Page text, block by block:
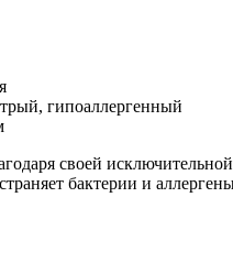
гипоаллергенный
своей
бактерии и